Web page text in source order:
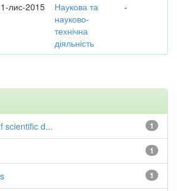
лис-2015
Наукова та
науково-
технічна
діяльність
-
1
scientific d...
1
1